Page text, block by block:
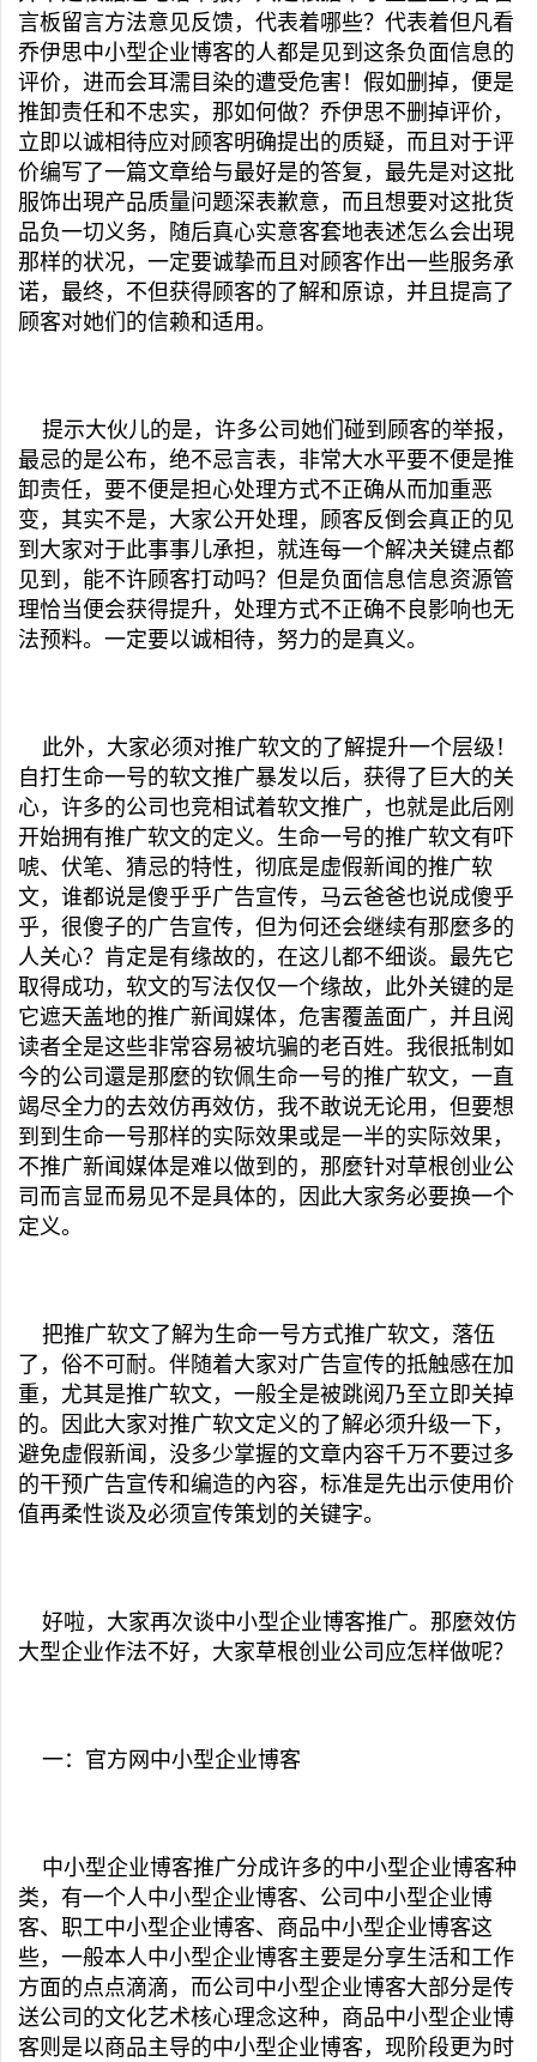
言板留言方法意见反馈，代表着哪些？代表着但凡看
乔伊思中小型企业博客的人都是见到这条负面信息的
评价，进而会耳濡目染的遭受危害！假如删掉，便是
推卸责任和不忠实，那如何做？乔伊思不删掉评价，
立即以诚相待应对顾客明确提出的质疑，而且对于评
价编写了一篇文章给与最好是的答复，最先是对这批
服饰出現产品质量问题深表歉意，而且想要对这批货
品负一切义务，随后真心实意客套地表述怎么会出現
那样的状况，一定要诚挚而且对顾客作出一些服务承
诺，最终，不但获得顾客的了解和原谅，并且提高了
顾客对她们的信赖和适用。
提示大伙儿的是，许多公司她们碰到顾客的举报，
最忌的是公布，绝不忌言表，非常大水平要不便是推
卸责任，要不便是担心处理方式不正确从而加重恶
变，其实不是，大家公开处理，顾客反倒会真正的见
到大家对于此事事儿承担，就连每一个解决关键点都
见到，能不许顾客打动吗？但是负面信息信息资源管
理恰当便会获得提升，处理方式不正确不良影响也无
法预料。一定要以诚相待，努力的是真义。
此外，大家必须对推广软文的了解提升一个层级！
自打生命一号的软文推广暴发以后，获得了巨大的关
心，许多的公司也竞相试着软文推广，也就是此后刚
开始拥有推广软文的定义。生命一号的推广软文有吓
唬、伏笔、猜忌的特性，彻底是虚假新闻的推广软
文，谁都说是傻乎乎广告宣传，马云爸爸也说成傻乎
乎，很傻子的广告宣传，但为何还会继续有那麼多的
人关心？肯定是有缘故的，在这儿都不细谈。最先它
取得成功，软文的写法仅仅一个缘故，此外关键的是
它遮天盖地的推广新闻媒体，危害覆盖面广，并且阅
读者全是这些非常容易被坑骗的老百姓。我很抵制如
今的公司還是那麼的钦佩生命一号的推广软文，一直
竭尽全力的去效仿再效仿，我不敢说无论用，但要想
到到生命一号那样的实际效果或是一半的实际效果，
不推广新闻媒体是难以做到的，那麼针对草根创业公
司而言显而易见不是具体的，因此大家务必要换一个
定义。
把推广软文了解为生命一号方式推广软文，落伍
了，俗不可耐。伴随着大家对广告宣传的抵触感在加
重，尤其是推广软文，一般全是被跳阅乃至立即关掉
的。因此大家对推广软文定义的了解必须升级一下，
避免虚假新闻，没多少掌握的文章内容千万不要过多
的干预广告宣传和编造的內容，标准是先出示使用价
值再柔性谈及必须宣传策划的关键字。
好啦，大家再次谈中小型企业博客推广。那麼效仿
大型企业作法不好，大家草根创业公司应怎样做呢？
一：官方网中小型企业博客
中小型企业博客推广分成许多的中小型企业博客种
类，有一个人中小型企业博客、公司中小型企业博
客、职工中小型企业博客、商品中小型企业博客这
些，一般本人中小型企业博客主要是分享生活和工作
方面的点点滴滴，而公司中小型企业博客大部分是传
送公司的文化艺术核心理念这种，商品中小型企业博
客则是以商品主导的中小型企业博客，现阶段更为时